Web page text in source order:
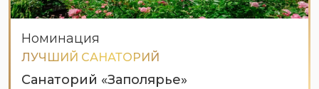
Номинация
ЛУЧШИЙ САНАТОРИЙ
Санаторий «Заполярье»